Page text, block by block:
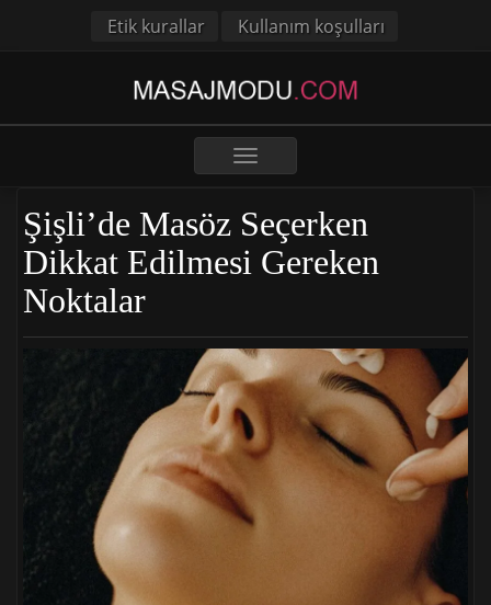
Etik kurallar Kullanım koşulları
Toggle
navigation
Şişli’de Masöz Seçerken
Dikkat Edilmesi Gereken
Noktalar